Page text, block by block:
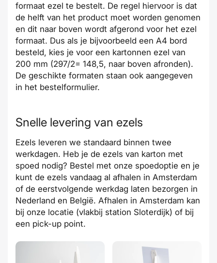
formaat ezel te bestelt. De regel hiervoor is dat
de helft van het product moet worden genomen
en dit naar boven wordt afgerond voor het ezel
formaat. Dus als je bijvoorbeeld een A4 bord
besteld, kies je voor een kartonnen ezel van
200 mm (297/2= 148,5, naar boven afronden).
De geschikte formaten staan ook aangegeven
in het bestelformulier.
Snelle levering van ezels
Ezels leveren we standaard binnen twee
werkdagen. Heb je de ezels van karton met
spoed nodig? Bestel met onze spoedoptie en je
kunt de ezels vandaag al afhalen in Amsterdam
of de eerstvolgende werkdag laten bezorgen in
Nederland en België. Afhalen in Amsterdam kan
bij onze locatie (vlakbij station Sloterdijk) of bij
een pick-up point.